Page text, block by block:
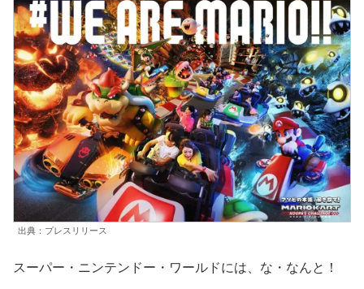
出典：プレスリリース
スーパー・ニンテンドー・ワールドには、な・なんと！